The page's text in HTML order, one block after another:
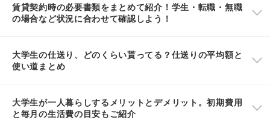
賃貸契約時の必要書類をまとめて紹介！学生・転職・無職
の場合など状況に合わせて確認しよう！
大学生の仕送り、どのくらい貰ってる？仕送りの平均額と
使い道まとめ
大学生が一人暮らしするメリットとデメリット。初期費用
と毎月の生活費の目安もご紹介